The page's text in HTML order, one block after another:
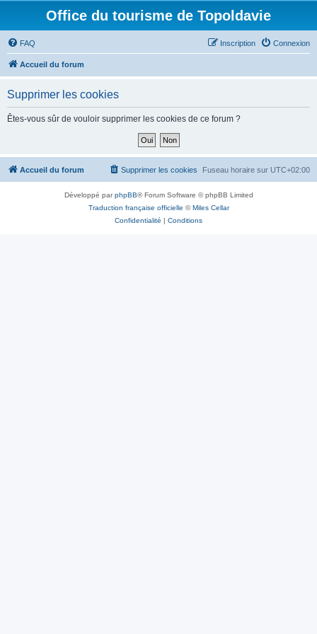
Office du tourisme de Topoldavie
FAQ Connexion
Inscription
Accueil du forum
Supprimer les cookies
Êtes-vous sûr de vouloir supprimer les cookies de ce forum ?
Accueil du forum Fuseau horaire sur UTC+02:00
Supprimer les cookies
Développé parphpBB® Forum Software © phpBB Limited
Traduction française officielle ©Miles Cellar
Confidentialité | Conditions